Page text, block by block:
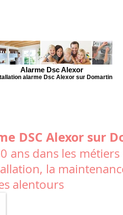
Alarme Dsc Alexor
alarme Dsc Alexor sur Domartin
DSC Alexor sur
dans les métiers
la
alentours